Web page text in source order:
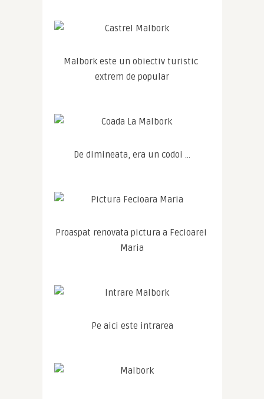
Malbork este un obiectiv turistic
extrem de popular
De dimineata, era un codoi …
Proaspat renovata pictura a Fecioarei
Maria
Pe aici este intrarea